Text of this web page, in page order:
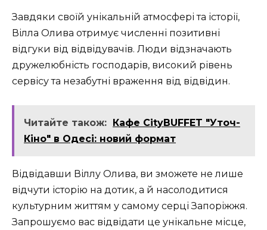
Завдяки своїй унікальній атмосфері та історії,
Вілла Олива отримує численні позитивні
відгуки від відвідувачів. Люди відзначають
дружелюбність господарів, високий рівень
сервісу та незабутні враження від відвідин.
Читайте також: Кафе CityBUFFET "Уточ-
Кіно" в Одесі: новий формат
Відвідавши Віллу Олива, ви зможете не лише
відчути історію на дотик, а й насолодитися
культурним життям у самому серці Запоріжжя.
Запрошуємо вас відвідати це унікальне місце,